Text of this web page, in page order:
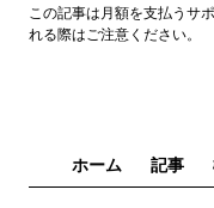
この記事は月額を支払うサ
れる際はご注意ください。
ホーム 記事